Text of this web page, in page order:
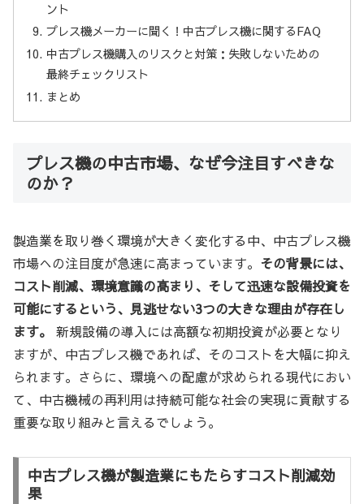
ント
プレス機メーカーに聞く！中古プレス機に関するFAQ
中古プレス機購入のリスクと対策：失敗しないための
最終チェックリスト
まとめ
プレス機の中古市場、なぜ今注目すべきな
のか？
製造業を取り巻く環境が大きく変化する中、中古プレス機
市場への注目度が急速に高まっています。 その背景には、
コスト削減、環境意識の高まり、そして迅速な設備投資を
可能にするという、見逃せない3つの大きな理由が存在し
ます。
新規設備の導入には高額な初期投資が必要となり
ますが、中古プレス機であれば、そのコストを大幅に抑え
られます。さらに、環境への配慮が求められる現代におい
て、中古機械の再利用は持続可能な社会の実現に貢献する
重要な取り組みと言えるでしょう。
中古プレス機が製造業にもたらすコスト削減効
果